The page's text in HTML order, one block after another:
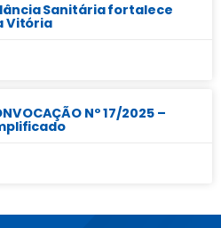
Sanitária fortalece
Vitória
Nº 17/2025 –